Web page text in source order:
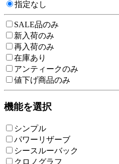
指定なし
SALE品のみ
新入荷のみ
再入荷のみ
在庫あり
アンティークのみ
値下げ商品のみ
機能を選択
シンプル
パワーリザーブ
シースルーバック
クロノグラフ